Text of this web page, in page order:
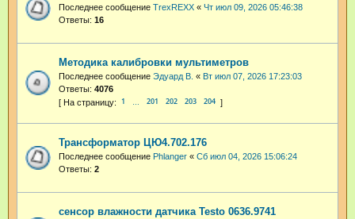
Последнее сообщение TrexREXX « Чт июл 09, 2026 05:46:38
Ответы: 16
Методика калибровки мультиметров
Последнее сообщение Эдуард В. « Вт июл 07, 2026 17:23:03
Ответы: 4076
1 201 202 203 204
Трансформатор ЦЮ4.702.176
Последнее сообщение Phlanger « Сб июл 04, 2026 15:06:24
Ответы: 2
сенсор влажности датчика Testo 0636.9741